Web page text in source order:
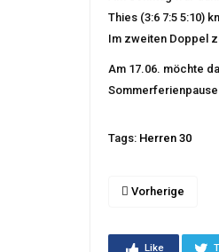
Thies (3:6 7:5 5:10)
Im zweiten Doppel
Am 17.06. möchte
Tags: Herren 30
Vorherige
Like